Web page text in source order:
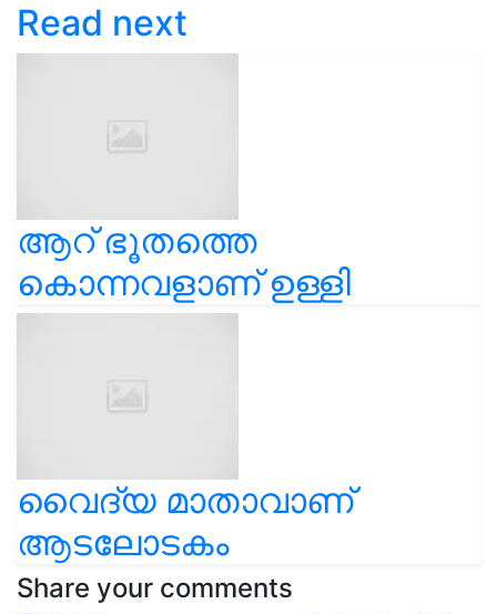
Read next
ആറ് ഭൂതത്തെ
കൊന്നവളാണ് ഉള്ളി
വൈദ്യ മാതാവാണ്
ആടലോടകം
Share your comments